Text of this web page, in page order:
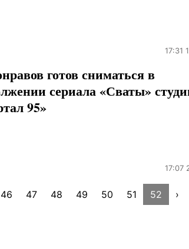
17:31
готов сниматься в
сериала «Сваты»
95»
17:07
46 47 48 49 50 51 52 ›